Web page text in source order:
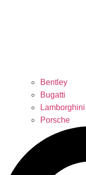
Bentley
Bugatti
Lamborghini
Porsche